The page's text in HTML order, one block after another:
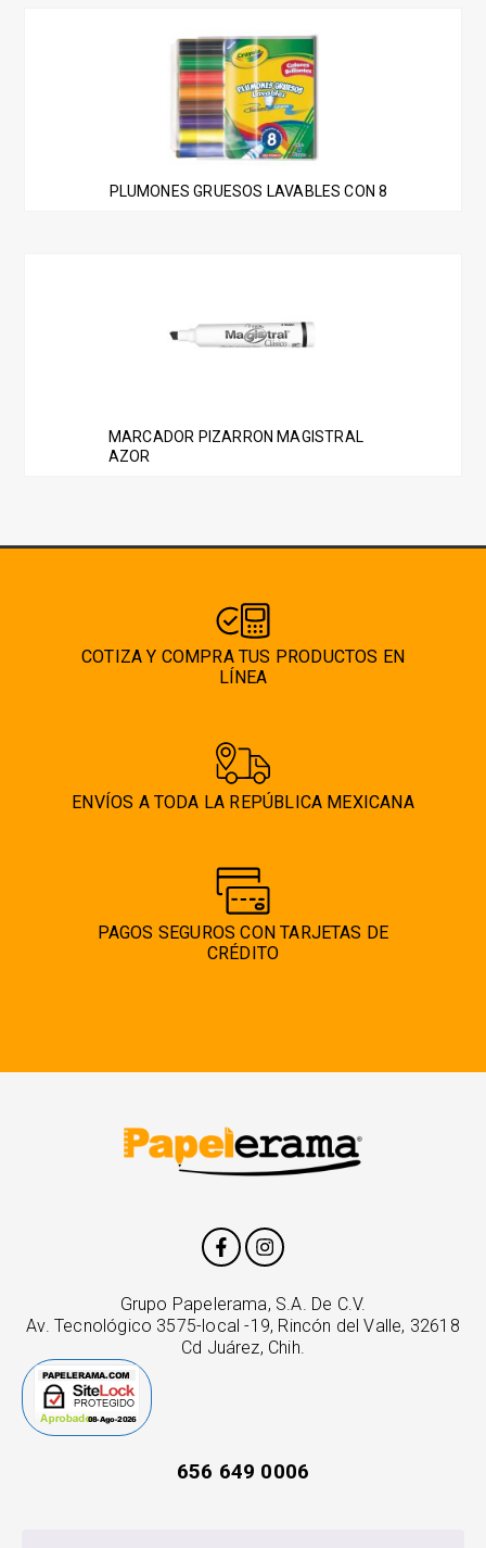
PLUMONES GRUESOS LAVABLES CON 8
MARCADOR PIZARRON MAGISTRAL
AZOR
opciones
en
productoCOTIZA Y COMPRA TUS PRODUCTOS EN
LÍNEA
ENVÍOS A TODA LA REPÚBLICA MEXICANA
PAGOS SEGUROS CON TARJETAS DE
CRÉDITO
Grupo Papelerama, S.A. De C.V.
Av. Tecnológico 3575-local -19, Rincón del Valle, 32618
Cd Juárez, Chih.
656 649 0006